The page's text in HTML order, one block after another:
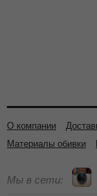
О компании
Материалы обивки
Мы в сети: